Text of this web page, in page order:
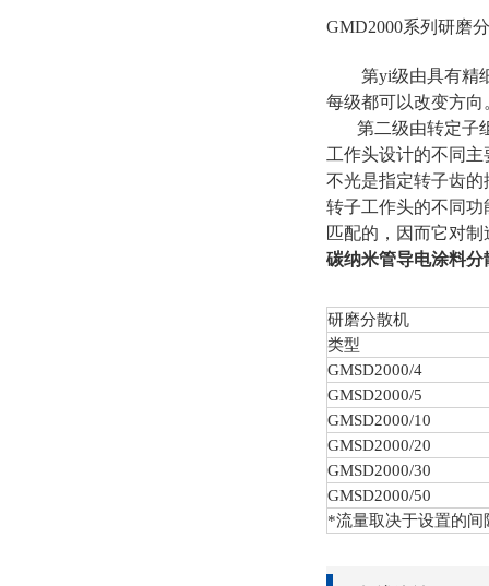
GMD2000系列研磨
第yi级由具有精
每级都可以改变方向
第二级由转定子
工作头设计的不同
不光是指定转子齿
转子工作头的不同
匹配的，因而它对
碳纳米管导电涂料
研磨分散机
类型
GMSD2000/4
GMSD2000/5
GMSD2000/10
GMSD2000/20
GMSD2000/30
GMSD2000/50
*流量取决于设置的间